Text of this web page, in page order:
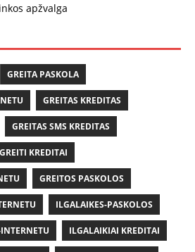
apžvalga
GREITA PASKOLA
GREITAS KREDITAS
GREITAS SMS KREDITAS
GREITI KREDITAI
GREITOS PASKOLOS
ILGALAIKES-PASKOLOS
ILGALAIKIAI KREDITAI